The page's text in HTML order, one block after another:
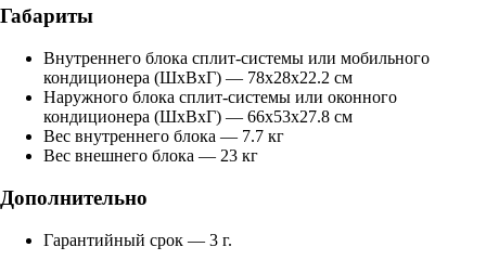
Габариты
Внутреннего блока сплит-системы или мобильного
кондиционера (ШxВxГ) — 78x28x22.2 см
Наружного блока сплит-системы или оконного
кондиционера (ШxВxГ) — 66x53x27.8 см
Вес внутреннего блока — 7.7 кг
Вес внешнего блока — 23 кг
Дополнительно
Гарантийный срок — 3 г.